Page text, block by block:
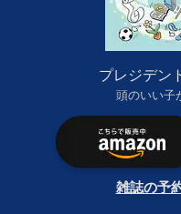
プレジデン
頭のいい子
雑誌の予